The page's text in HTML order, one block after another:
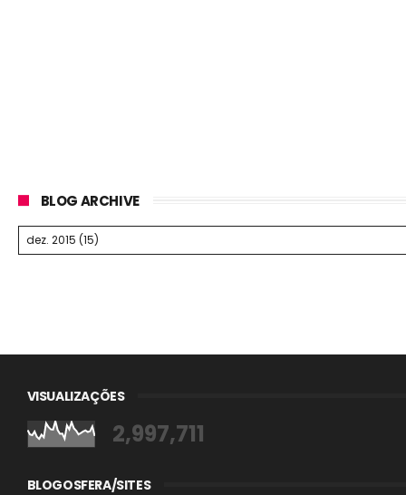
BLOG ARCHIVE
VISUALIZAÇÕES
2,997,711
BLOGOSFERA/SITES